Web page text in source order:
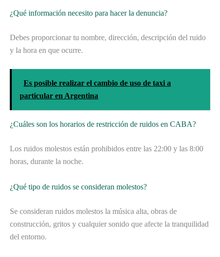
¿Qué información necesito para hacer la denuncia?
Debes proporcionar tu nombre, dirección, descripción del ruido
y la hora en que ocurre.
Es posible realizar el cambio de uso de taxi a
particular en Argentina
¿Cuáles son los horarios de restricción de ruidos en CABA?
Los ruidos molestos están prohibidos entre las 22:00 y las 8:00
horas, durante la noche.
¿Qué tipo de ruidos se consideran molestos?
Se consideran ruidos molestos la música alta, obras de
construcción, gritos y cualquier sonido que afecte la tranquilidad
del entorno.